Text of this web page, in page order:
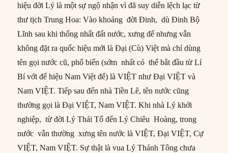
hiệu đời Lý là một sự ngộ nhận vì đã suy diễn lệch lạc từ
thư tịch Trung Hoa: Vào khoảng đời Đinh, dù Đinh Bộ
Lĩnh sau khi thống nhất đất nước, xưng đế nhưng vẫn
không đặt ra quốc hiệu mới là Đại (Cù) Việt mà chỉ dùng
tên gọi nước cũ, phổ biến (sớm nhất có thể bắt đầu từ Lí
Bí với đế hiệu Nam Việt đế) là VIỆT như Đại VIỆT và
Nam VIỆT. Tiếp sau đến nhà Tiền Lê, tên nước cũng
thường gọi là Đại VIỆT, Nam VIỆT. Khi nhà Lý khởi
nghiệp, từ đời Lý Thái Tổ đến Lý Chiêu Hoàng, trong
nước vẫn thường xưng tên nước là VIỆT, Đại VIỆT, Cự
VIỆT, Nam VIỆT. Sự thật là vua Lý Thánh Tông chưa